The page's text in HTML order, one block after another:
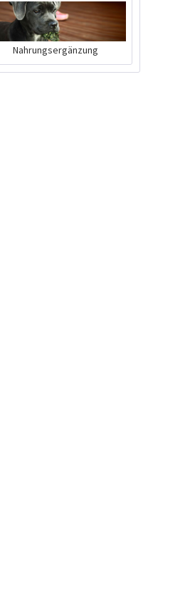
Nahrungsergänzung